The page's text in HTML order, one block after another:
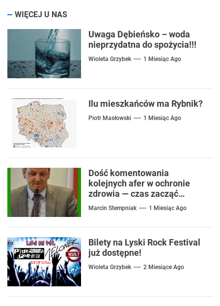
WIĘCEJ U NAS
Uwaga Dębieńsko – woda
nieprzydatna do spożycia!!!
Wioleta Grzybek 1 Miesiąc Ago
Ilu mieszkańców ma Rybnik?
Piotr Masłowski 1 Miesiąc Ago
Dość komentowania
kolejnych afer w ochronie
zdrowia — czas zacząć
mówić o rozwiązaniach
Marcin Stempniak 1 Miesiąc Ago
Bilety na Lyski Rock Festival
już dostępne!
Wioleta Grzybek 2 Miesiące Ago